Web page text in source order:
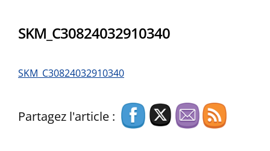
SKM_C30824032910340
SKM_C30824032910340
Partagez l'article :